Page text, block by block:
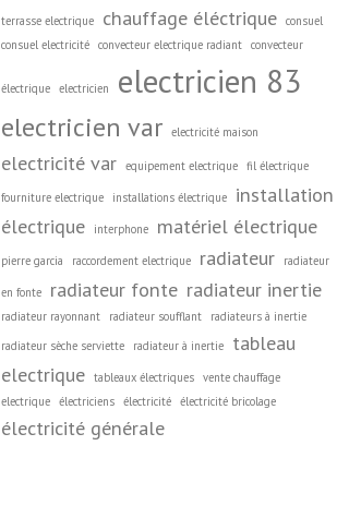
terrasse electrique
chauffage éléctrique consuel
consuel electricité convecteur electrique radiant convecteur
électrique electricien electricien 83
electricien var electricité maison
electricité var equipement electrique fil électrique
fourniture electrique installations électrique
installation
électrique
interphone matériel électrique
pierre garcia raccordement electrique radiateur radiateur
en fonte radiateur fonte radiateur inertie
radiateur rayonnant radiateur soufflant
radiateurs à inertie
radiateur sèche serviette
radiateur à inertie
tableau
electrique tableaux électriques vente chauffage
electrique électriciens électricité électricité bricolage
électricité générale